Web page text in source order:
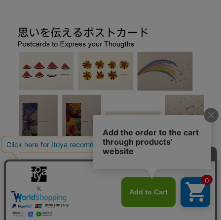
思いを伝えるポストカード 7 days cards